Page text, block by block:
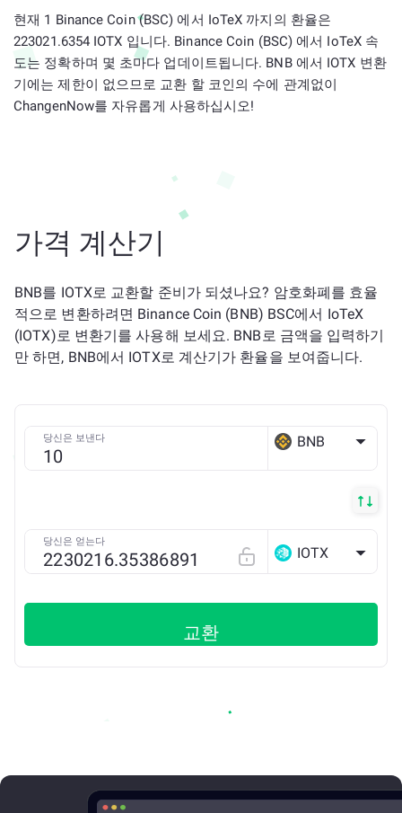
현재 1 Binance Coin (BSC) 에서 IoTeX 까지의 환율은
223021.6354 IOTX 입니다. Binance Coin (BSC) 에서 IoTeX 속
도는 정확하며 몇 초마다 업데이트됩니다. BNB 에서 IOTX 변환
기에는 제한이 없으므로 교환 할 코인의 수에 관계없이
ChangenNow를 자유롭게 사용하십시오!
가격 계산기
BNB를 IOTX로 교환할 준비가 되셨나요? 암호화폐를 효율
적으로 변환하려면 Binance Coin (BNB) BSC에서 IoTeX
(IOTX)로 변환기를 사용해 보세요. BNB로 금액을 입력하기
만 하면, BNB에서 IOTX로 계산기가 환율을 보여줍니다.
당신은 보낸다 BNB
당신은 얻는다
IOTX
교환